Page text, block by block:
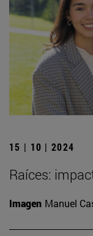
15 | 10 | 2024
Raíces:
Imagen Manuel